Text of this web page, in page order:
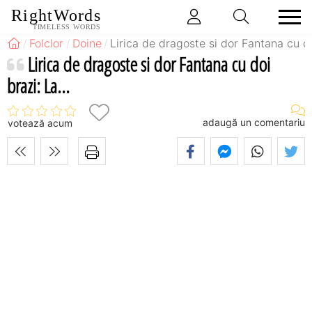
RightWords
TIMELESS WORDS
Folclor Doine Lirica de dragoste si dor Fantana cu
Lirica de dragoste si dor Fantana cu doi
brazi: La...
votează acum adaugă un comentariu